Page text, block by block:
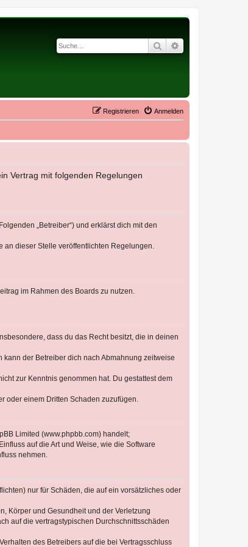
Suche
Anmelden
Registrieren
Vertrag mit folgenden Regelungen
„Betreiber“) und erklärst dich mit den
an dieser Stelle veröffentlichten Regelungen.
im Rahmen des Boards zu nutzen.
dass du das Recht besitzt, die in deinen
der Betreiber dich nach Abmahnung zeitweise
zur Kenntnis genommen hat. Du gestattest dem
oder einem Dritten Schaden zuzufügen.
Limited (www.phpbb.com) handelt;
auf die Art und Weise, wie die Software
nehmen.
nur für Schäden, die auf ein vorsätzliches oder
Körper und Gesundheit und der Verletzung
auf die vertragstypischen Durchschnittsschäden
des Betreibers auf die bei Vertragsschluss